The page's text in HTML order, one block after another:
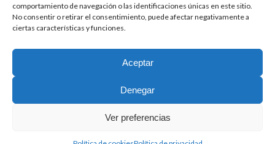
comportamiento de navegación o las identificaciones únicas en este sitio.
No consentir o retirar el consentimiento, puede afectar negativamente a
ciertas características y funciones.
Aceptar
Denegar
Ver preferencias
FACEBOOK